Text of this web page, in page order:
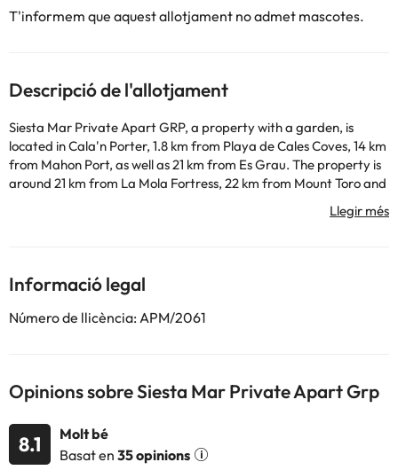
T'informem que aquest allotjament no admet mascotes.
Descripció de l'allotjament
Siesta Mar Private Apart GRP, a property with a garden, is
located in Cala'n Porter, 1.8 km from Playa de Cales Coves, 14 km
from Mahon Port, as well as 21 km from Es Grau. The property is
around 21 km from La Mola Fortress, 22 km from Mount Toro and
24 km from Golf Son Parc Menorca. The property is non-smoking
and is situated 400 metres from Cala en Porter Beach. The
property. The nearest airport is Menorca Airport, 11 km from
Siesta Mar Private Apart GRP.
This property will not accommodate hen, stag or similar parties.
informació d'aquesta fitxa està subjecta a canvis per part de
Informació legal
Número de llicència: APM/2061
Opinions sobre Siesta Mar Private Apart Grp
8.1
Molt bé
Basat en 35 opinions